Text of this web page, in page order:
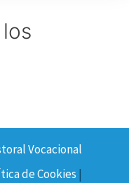
Vocacional
de Cookies |